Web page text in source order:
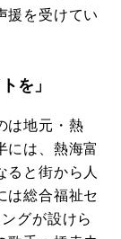
援を受けてい
を」
は地元・熱
には、熱海富
ると街から人
は総合福祉セ
グが設けら